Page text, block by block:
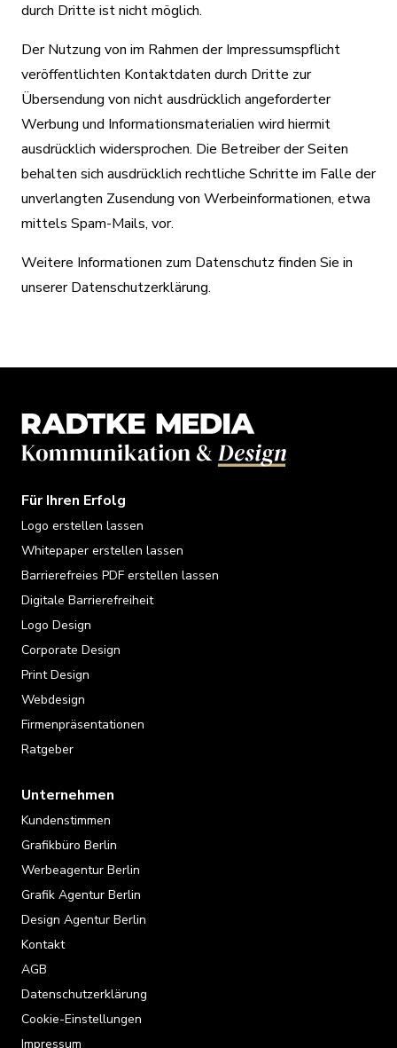
durch Dritte ist nicht möglich.
Der Nutzung von im Rahmen der Impressumspflicht
veröffentlichten Kontaktdaten durch Dritte zur
Übersendung von nicht ausdrücklich angeforderter
Werbung und Informationsmaterialien wird hiermit
ausdrücklich widersprochen. Die Betreiber der Seiten
behalten sich ausdrücklich rechtliche Schritte im Falle der
unverlangten Zusendung von Werbeinformationen, etwa
mittels Spam-Mails, vor.
Weitere Informationen zum Datenschutz finden Sie in
unsererDatenschutzerklärung.
Für Ihren Erfolg
Logo erstellen lassen
Whitepaper erstellen lassen
Barrierefreies PDF erstellen lassen
Digitale Barrierefreiheit
Logo Design
Corporate Design
Print Design
Webdesign
Firmenpräsentationen
Ratgeber
Unternehmen
Kundenstimmen
Grafikbüro Berlin
Werbeagentur Berlin
Grafik Agentur Berlin
Design Agentur Berlin
Kontakt
AGB
Datenschutzerklärung
Cookie-Einstellungen
Impressum